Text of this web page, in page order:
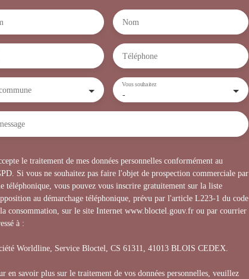
Nom
Téléphone
-
Vous souhaitez
le traitement de mes données personnelles conformément au
Si vous ne souhaitez pas faire l'objet de prospection commerciale par
téléphonique, vous pouvez vous inscrire gratuitement sur la liste
au démarchage téléphonique, prévu par l'article L223-1 du code
consommation, sur le site Internet www.bloctel.gouv.fr ou par courrier
à :
Worldline, Service Bloctel, CS 61311, 41013 BLOIS CEDEX.
en savoir plus sur le traitement de vos données personnelles, veuillez